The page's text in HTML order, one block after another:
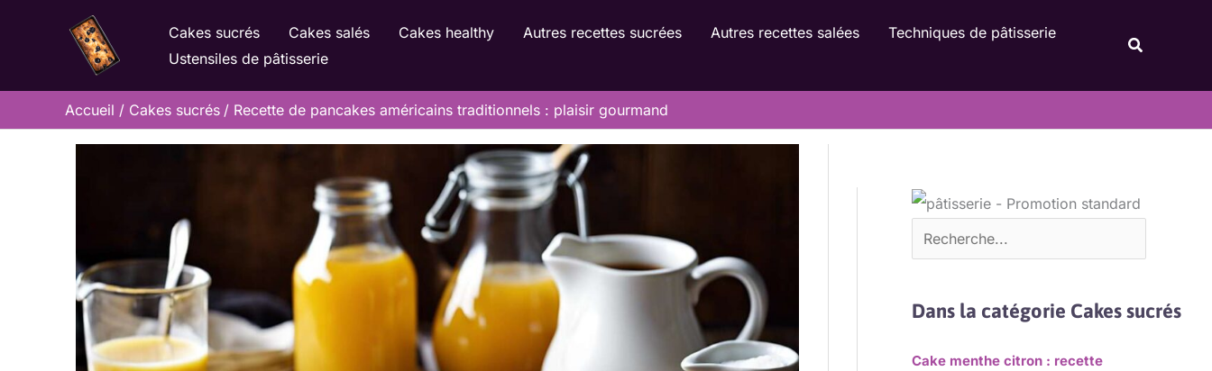
Cakes sucrés Cakes salés Cakes healthy Autres recettes sucrées Autres recettes salées
Techniques de pâtisserie
Ustensiles de pâtisserie
Accueil Cakes sucrés Recette de pancakes américains traditionnels : plaisir gourmand
Dans la catégorie Cakes sucrés
Cake menthe citron : recette